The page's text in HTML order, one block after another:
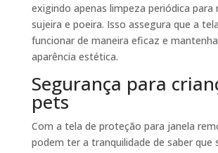
exigindo apenas limpeza periódica para
sujeira e poeira. Isso assegura que a
funcionar de maneira eficaz e
aparência estética.
Segurança para
pets
Com a tela de proteção para janela
podem ter a tranquilidade de saber que